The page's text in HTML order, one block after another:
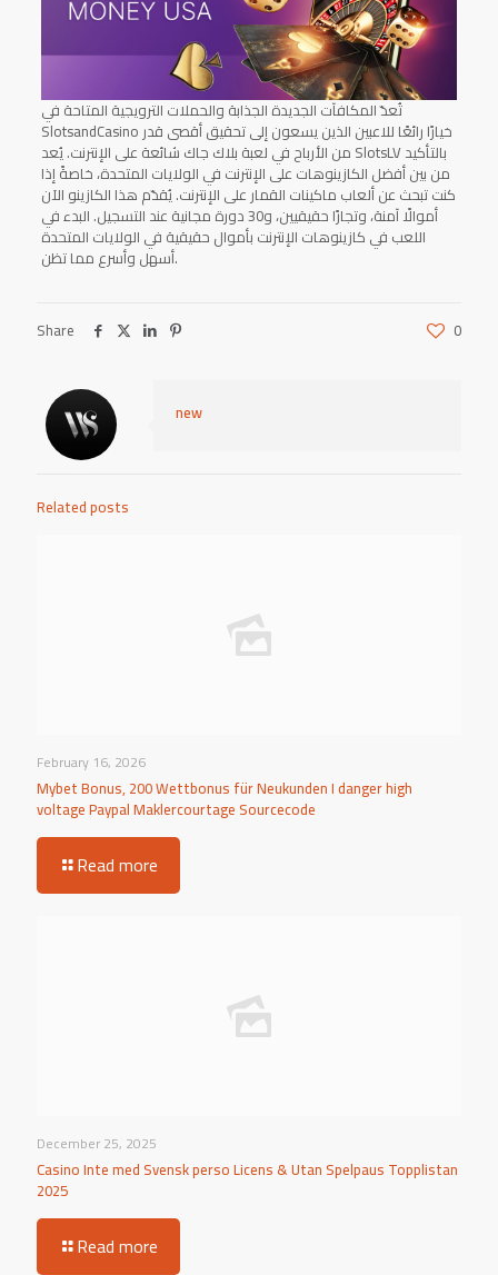
تُعدّ المكافآت الجديدة الجذابة والحملات الترويجية المتاحة في
SlotsandCasino خيارًا رائعًا للاعبين الذين يسعون إلى تحقيق أقصى قدر
من الأرباح في لعبة بلاك جاك شائعة على الإنترنت. يُعد SlotsLV بالتأكيد
من بين أفضل الكازينوهات على الإنترنت في الولايات المتحدة، خاصةً إذا
كنت تبحث عن ألعاب ماكينات القمار على الإنترنت. يُقدّم هذا الكازينو الآن
أموالًا آمنة، وتجارًا حقيقيين، و30 دورة مجانية عند التسجيل. البدء في
اللعب في كازينوهات الإنترنت بأموال حقيقية في الولايات المتحدة
أسهل وأسرع مما تظن.
Share 0
new
Related posts
February 16, 2026
Mybet Bonus, 200 Wettbonus für Neukunden I danger high
voltage Paypal Maklercourtage Sourcecode
Read more
December 25, 2025
Casino Inte med Svensk perso Licens & Utan Spelpaus Topplistan
2025
Read more